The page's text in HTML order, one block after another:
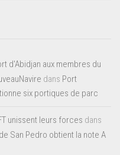
d'Abidjan aux membres du
dans Port
six portiques de parc
unissent leurs forces dans
San Pedro obtient la note A